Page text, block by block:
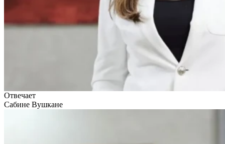
Отвечает
Сабине Вушкане